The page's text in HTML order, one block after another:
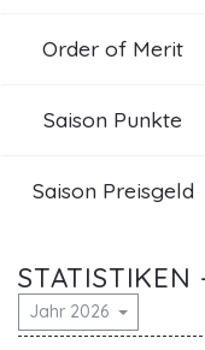
Order of Merit
Saison Punkte
Saison Preisgeld
STATISTIKEN
Jahr 2026